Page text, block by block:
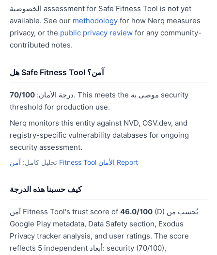
الخصوصية assessment for Safe Fitness Tool is not yet
available. See our methodology for how Nerq measures
privacy, or the public privacy review for any community-
contributed notes.
هل Safe Fitness Tool آمن؟
درجة الأمان: 70/100
. This meets the موصى به security
threshold for production use.
Nerq monitors this entity against NVD, OSV.dev, and
registry-specific vulnerability databases for ongoing
security assessment.
تحليل كامل: آمن Fitness Tool الأمان Report
كيف حسبنا هذه الدرجة
آمن Fitness Tool's trust score of 46.0/100 (D) يُحسب من
Google Play metadata, Data Safety section, Exodus
Privacy tracker analysis, and user ratings. The score
reflects 5 independent أبعاد: security (70/100),